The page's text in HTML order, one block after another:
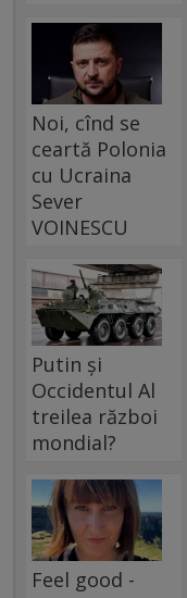
Noi, cînd se
ceartă Polonia
cu Ucraina
Sever
VOINESCU
Putin și
Occidentul Al
treilea război
mondial?
Feel good -